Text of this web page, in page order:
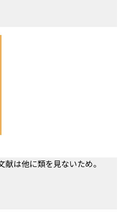
は他に類を見ないため。